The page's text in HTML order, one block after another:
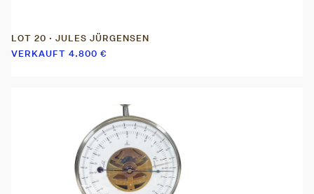
LOT 20 · JULES JÜRGENSEN
VERKAUFT 4.800 €